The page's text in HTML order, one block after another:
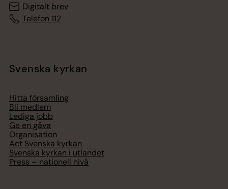
Digitalt brev
Telefon 112
Svenska kyrkan
Hitta församling
Bli medlem
Lediga jobb
Ge en gåva
Organisation
Act Svenska kyrkan
Svenska kyrkan i utlandet
Press – nationell nivå